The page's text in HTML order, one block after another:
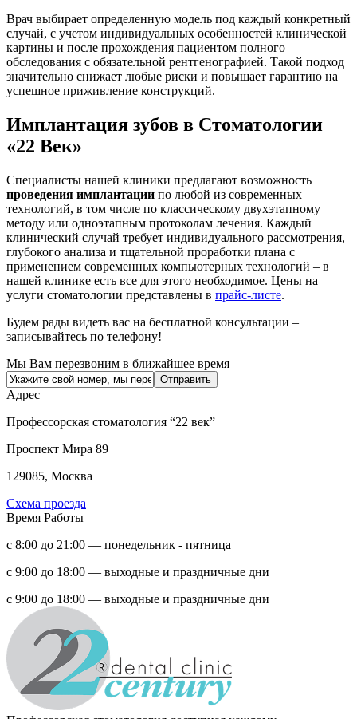
Врач выбирает определенную модель под каждый конкретный
случай, с учетом индивидуальных особенностей клинической
картины и после прохождения пациентом полного
обследования с обязательной рентгенографией. Такой подход
значительно снижает любые риски и повышает гарантию на
успешное приживление конструкций.
Имплантация зубов в Стоматологии
«22 Век»
Специалисты нашей клиники предлагают возможность
проведения имплантации по любой из современных
технологий, в том числе по классическому двухэтапному
методу или одноэтапным протоколам лечения. Каждый
клинический случай требует индивидуального рассмотрения,
глубокого анализа и тщательной проработки плана с
применением современных компьютерных технологий – в
нашей клинике есть все для этого необходимое. Цены на
услуги стоматологии представлены в прайс-листе.
Будем рады видеть вас на бесплатной консультации –
записывайтесь по телефону!
Мы Вам перезвоним в ближайшее время
Адрес
Профессорская стоматология “22 век”
Проспект Мира 89
129085, Москва
Схема проезда
Время Работы
с 8:00 до 21:00 — понедельник - пятница
с 9:00 до 18:00 — выходные и праздничные дни
с 9:00 до 18:00 — выходные и праздничные дни